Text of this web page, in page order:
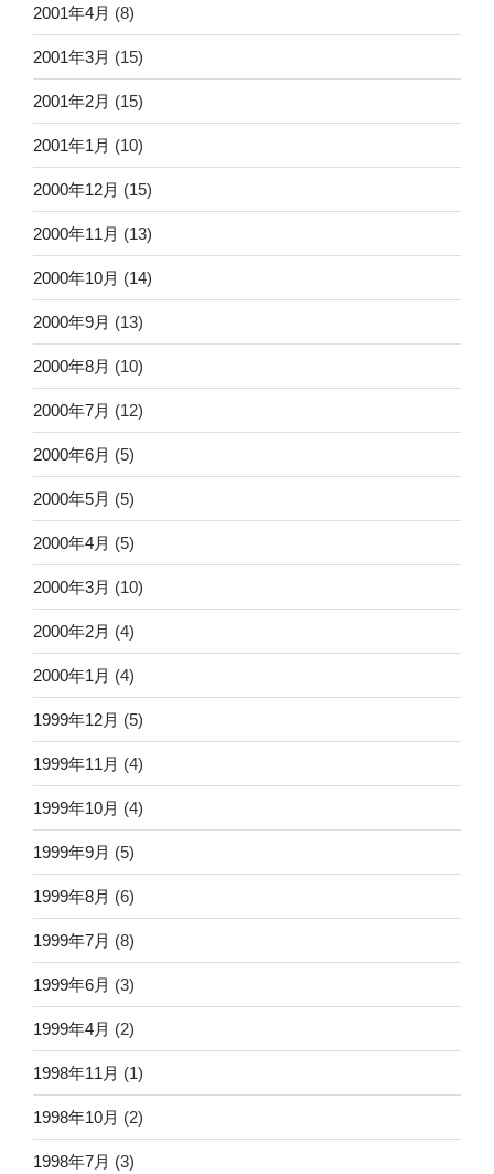
2001年4月 (8)
2001年3月 (15)
2001年2月 (15)
2001年1月 (10)
2000年12月 (15)
2000年11月 (13)
2000年10月 (14)
2000年9月 (13)
2000年8月 (10)
2000年7月 (12)
2000年6月 (5)
2000年5月 (5)
2000年4月 (5)
2000年3月 (10)
2000年2月 (4)
2000年1月 (4)
1999年12月 (5)
1999年11月 (4)
1999年10月 (4)
1999年9月 (5)
1999年8月 (6)
1999年7月 (8)
1999年6月 (3)
1999年4月 (2)
1998年11月 (1)
1998年10月 (2)
1998年7月 (3)